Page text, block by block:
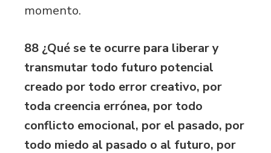
momento.
88 ¿Qué se te ocurre para liberar y
transmutar todo futuro potencial
creado por todo error creativo, por
toda creencia errónea, por todo
conflicto emocional, por el pasado, por
todo miedo al pasado o al futuro, por